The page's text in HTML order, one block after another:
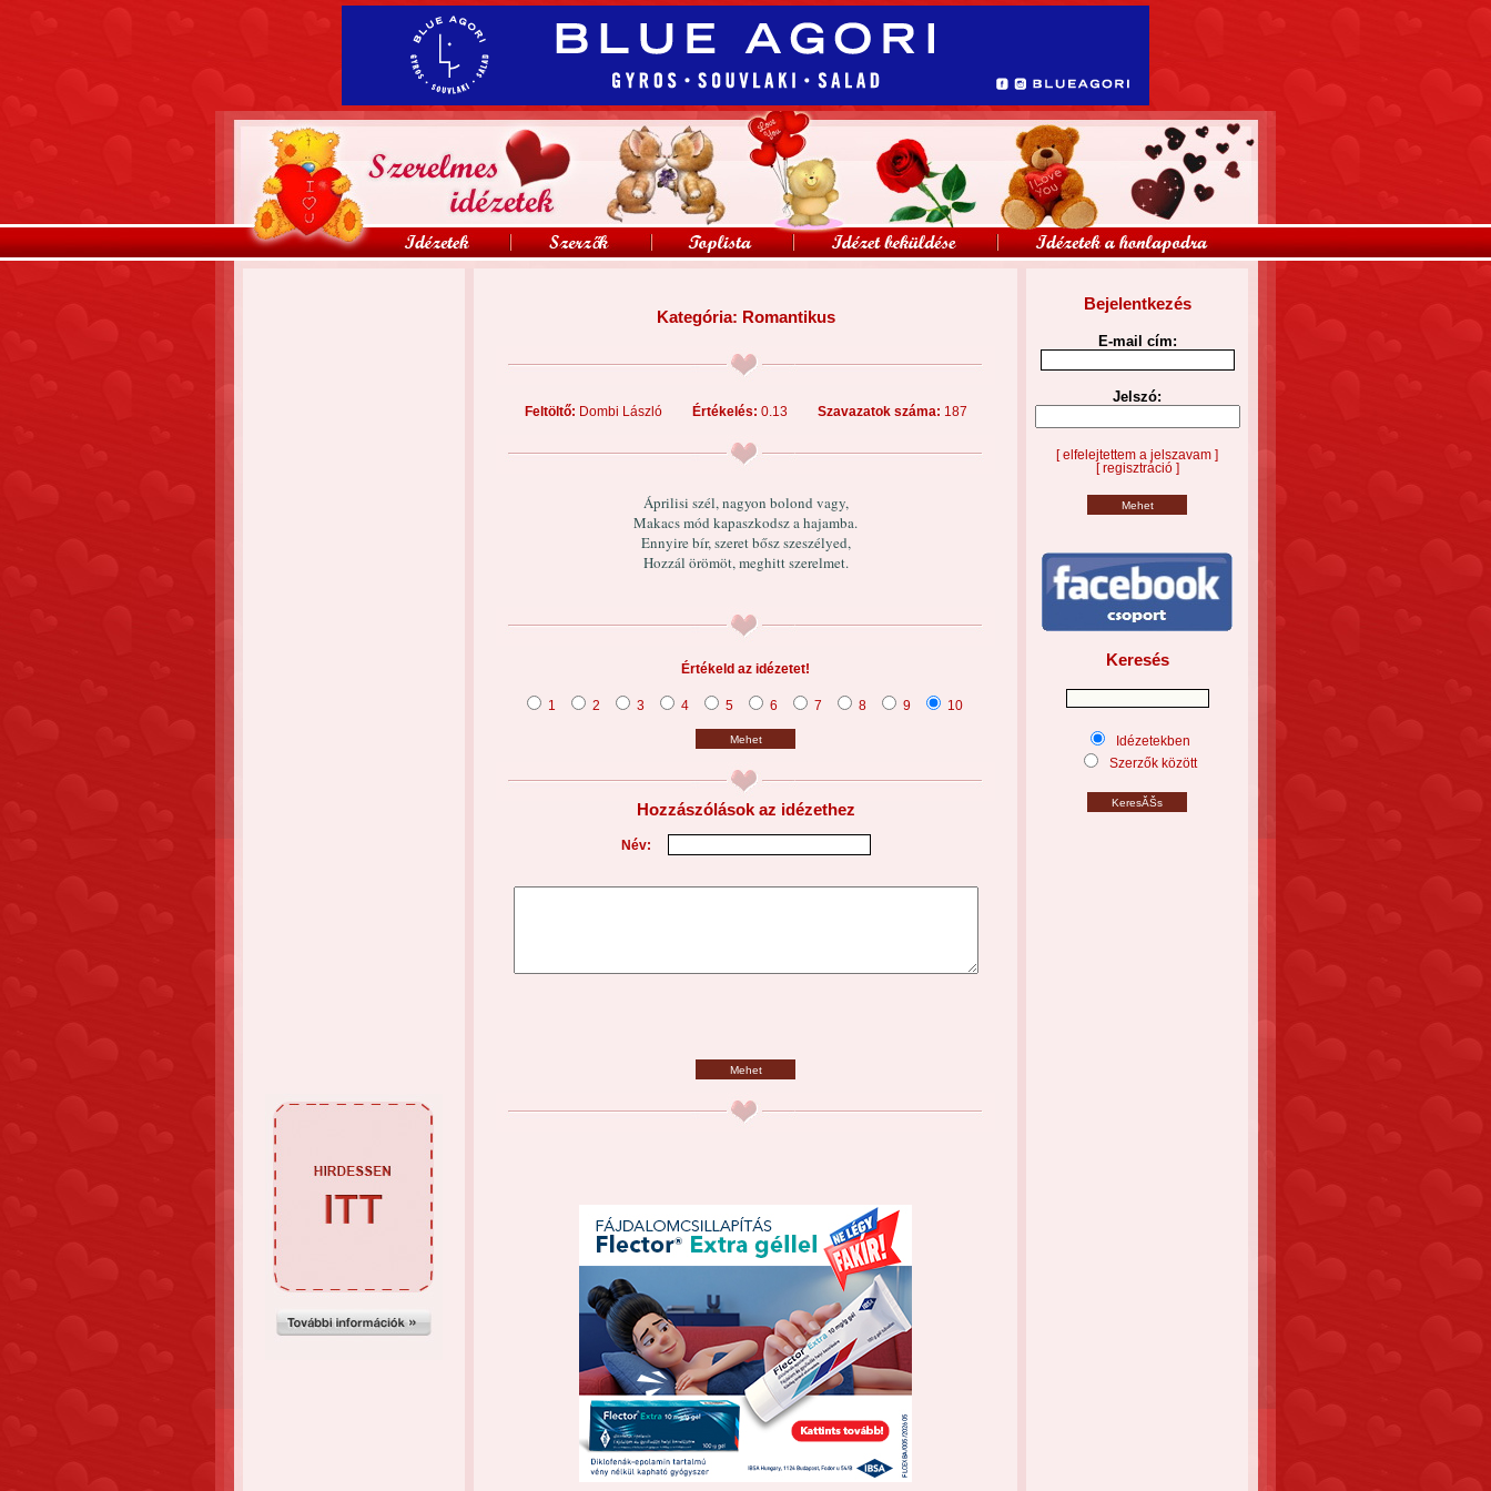
Kategória: Romantikus
Feltöltő: Dombi László Értékelés: 0.13 Szavazatok száma: 187
Áprilisi szél, nagyon bolond vagy,
Makacs mód kapaszkodsz a hajamba.
Ennyire bír, szeret bősz szeszélyed,
Hozzál örömöt, meghitt szerelmet.
Értékeld az idézetet!
1 2 3 4 5 6 7 8 9 10
Mehet
Hozzászólások az idézethez
Név:
Mehet
Bejelentkezés
E-mail cím:
Jelszó:
[ elfelejtettem a jelszavam ]
[ regisztráció ]
Keresés
Idézetekben
Szerzők között